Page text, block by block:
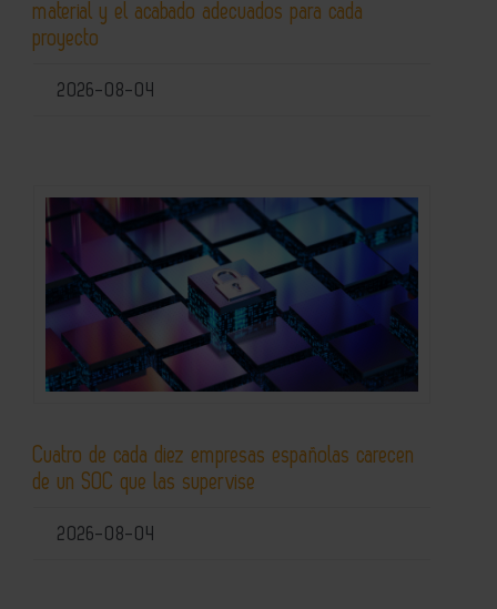
material y el acabado adecuados para cada
proyecto
2026-08-04
Cuatro de cada diez empresas españolas carecen
de un SOC que las supervise
2026-08-04